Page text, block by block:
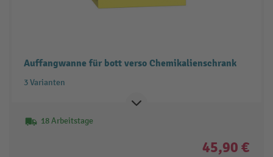
Auffangwanne für bott verso Chemikalienschrank
3 Varianten
18 Arbeitstage
45,90 €